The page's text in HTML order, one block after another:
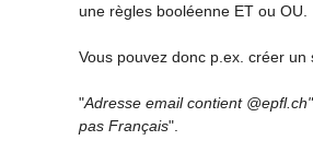
une règles booléenne ET ou OU.
Vous pouvez donc p.ex. créer un
"Adresse email contient @epfl.ch"
pas Français".